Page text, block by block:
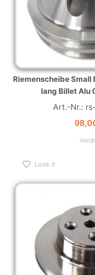
Riemenscheibe Small
lang Billet Alu
Art.-Nr.:
Love it